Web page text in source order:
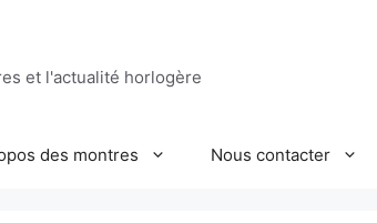
et l'actualité horlogère
des montres Nous contacter